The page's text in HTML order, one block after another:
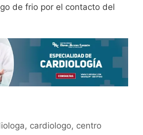
de frio por el contacto del
, cardiologo, centro